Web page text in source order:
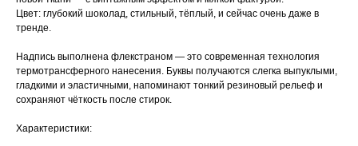
Цвет: глубокий шоколад, стильный, тёплый, и сейчас очень даже в
тренде.
Надпись выполнена флекстраном — это современная технология
термотрансферного нанесения. Буквы получаются слегка выпуклыми,
гладкими и эластичными, напоминают тонкий резиновый рельеф и
сохраняют чёткость после стирок.
Характеристики: